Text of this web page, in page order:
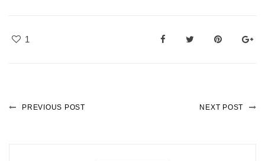
1
PREVIOUS POST NEXT POST